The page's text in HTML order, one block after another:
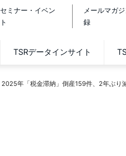
セミナー・イベン
ト
メールマガ
録
TSRデータインサイト
2025年「税金滞納」倒産159件、2年ぶ